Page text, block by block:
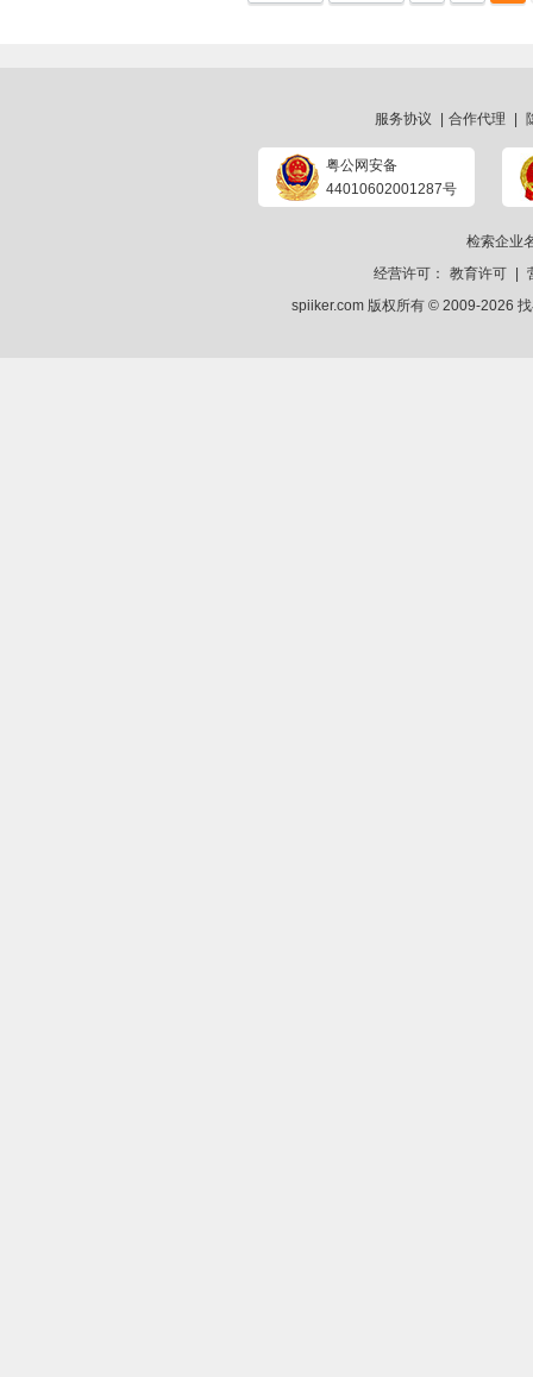
服务协议 合作代理
粤公网安备
44010602001287号
检索企业
经营许可：
教育许可
spiiker.com 版权所有 © 2009-2026